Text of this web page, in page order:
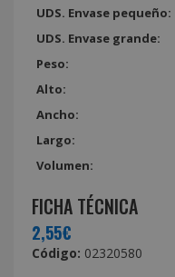
UDS. Envase pequeño:
UDS. Envase grande:
Peso:
Alto:
Ancho:
Largo:
Volumen:
FICHA TÉCNICA
2,55€
Código: 02320580